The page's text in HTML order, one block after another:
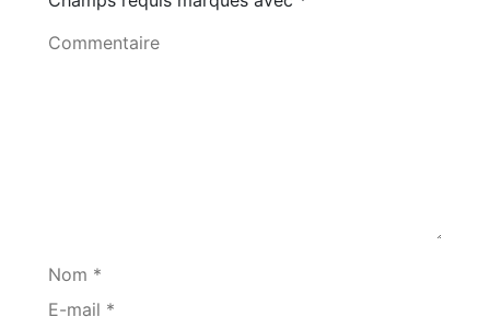
Commentaire
Nom *
E-mail *